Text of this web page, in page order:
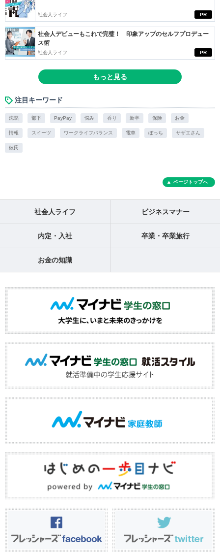
PR
社会人ライフ
PR
社会人デビューもこれで完璧！ 印象アップのセルフプロデュー
ス術
社会人ライフ
もっと見る
注目キーワード
沈黙 部下 PayPay 悩み 香り 新卒 保険 お金
情報 スイーツ ワークライフバランス 電車 ぼっち サザエさん
彼氏
ページトップへ
社会人ライフ ビジネスマナー
内定・入社 卒業・卒業旅行
お金の知識